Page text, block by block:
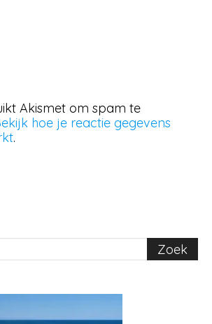
Akismet om spam te
hoe je reactie gegevens
.